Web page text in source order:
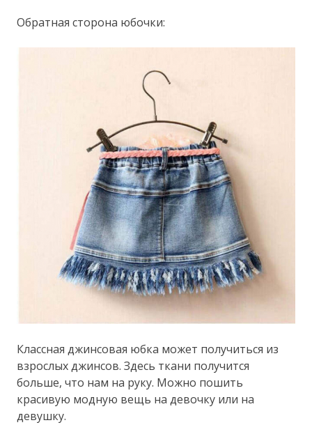
Обратная сторона юбочки:
Классная джинсовая юбка может получиться из
взрослых джинсов. Здесь ткани получится
больше, что нам на руку. Можно пошить
красивую модную вещь на девочку или на
девушку.